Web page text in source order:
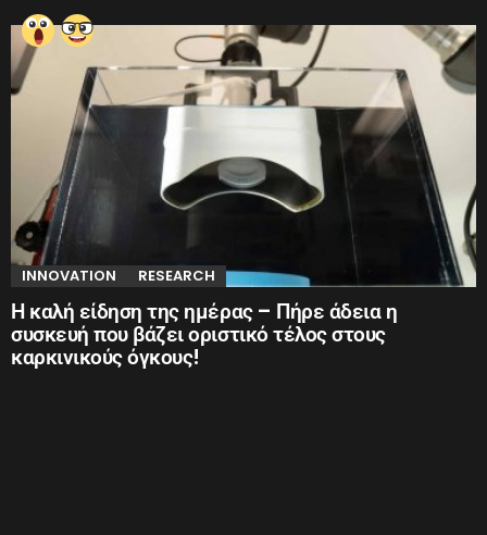
INNOVATION RESEARCH
Η καλή είδηση της ημέρας – Πήρε άδεια η
συσκευή που βάζει οριστικό τέλος στους
καρκινικούς όγκους!